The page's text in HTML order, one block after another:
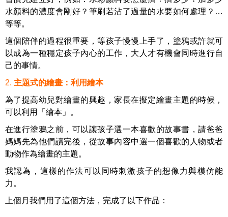
水顏料的濃度會剛好？筆刷若沾了過量的水要如何處理？ …
等等。
這個陪伴的過程很重要，等孩子慢慢上手了，塗鴉或許就可
以成為一種穩定孩子內心的工作，大人才有機會同時進行自
己的事情。
2. 主題式的繪畫：利用繪本
為了提高幼兒對繪畫的興趣，家長在擬定繪畫主題的時候，
可以利用「繪本」。
在進行塗鴉之前，可以讓孩子選一本喜歡的故事書，請爸爸
媽媽先為他們讀完後，從故事內容中選一個喜歡的人物或者
動物作為繪畫的主題。
我認為，這樣的作法可以同時刺激孩子的想像力與模仿能
力。
上個月我們用了這個方法，完成了以下作品：